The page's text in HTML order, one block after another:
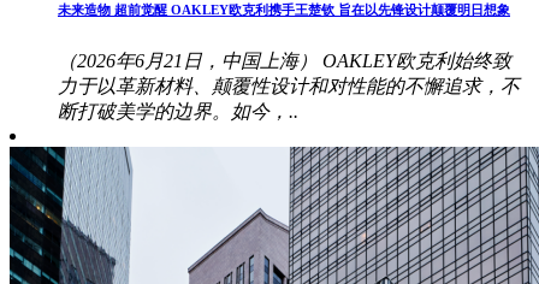
未来造物 超前觉醒 OAKLEY欧克利携手王楚钦 旨在以先锋设计颠覆明日想象
（2026年6月21日，中国上海） OAKLEY欧克利始终致
力于以革新材料、颠覆性设计和对性能的不懈追求，不
断打破美学的边界。如今，..